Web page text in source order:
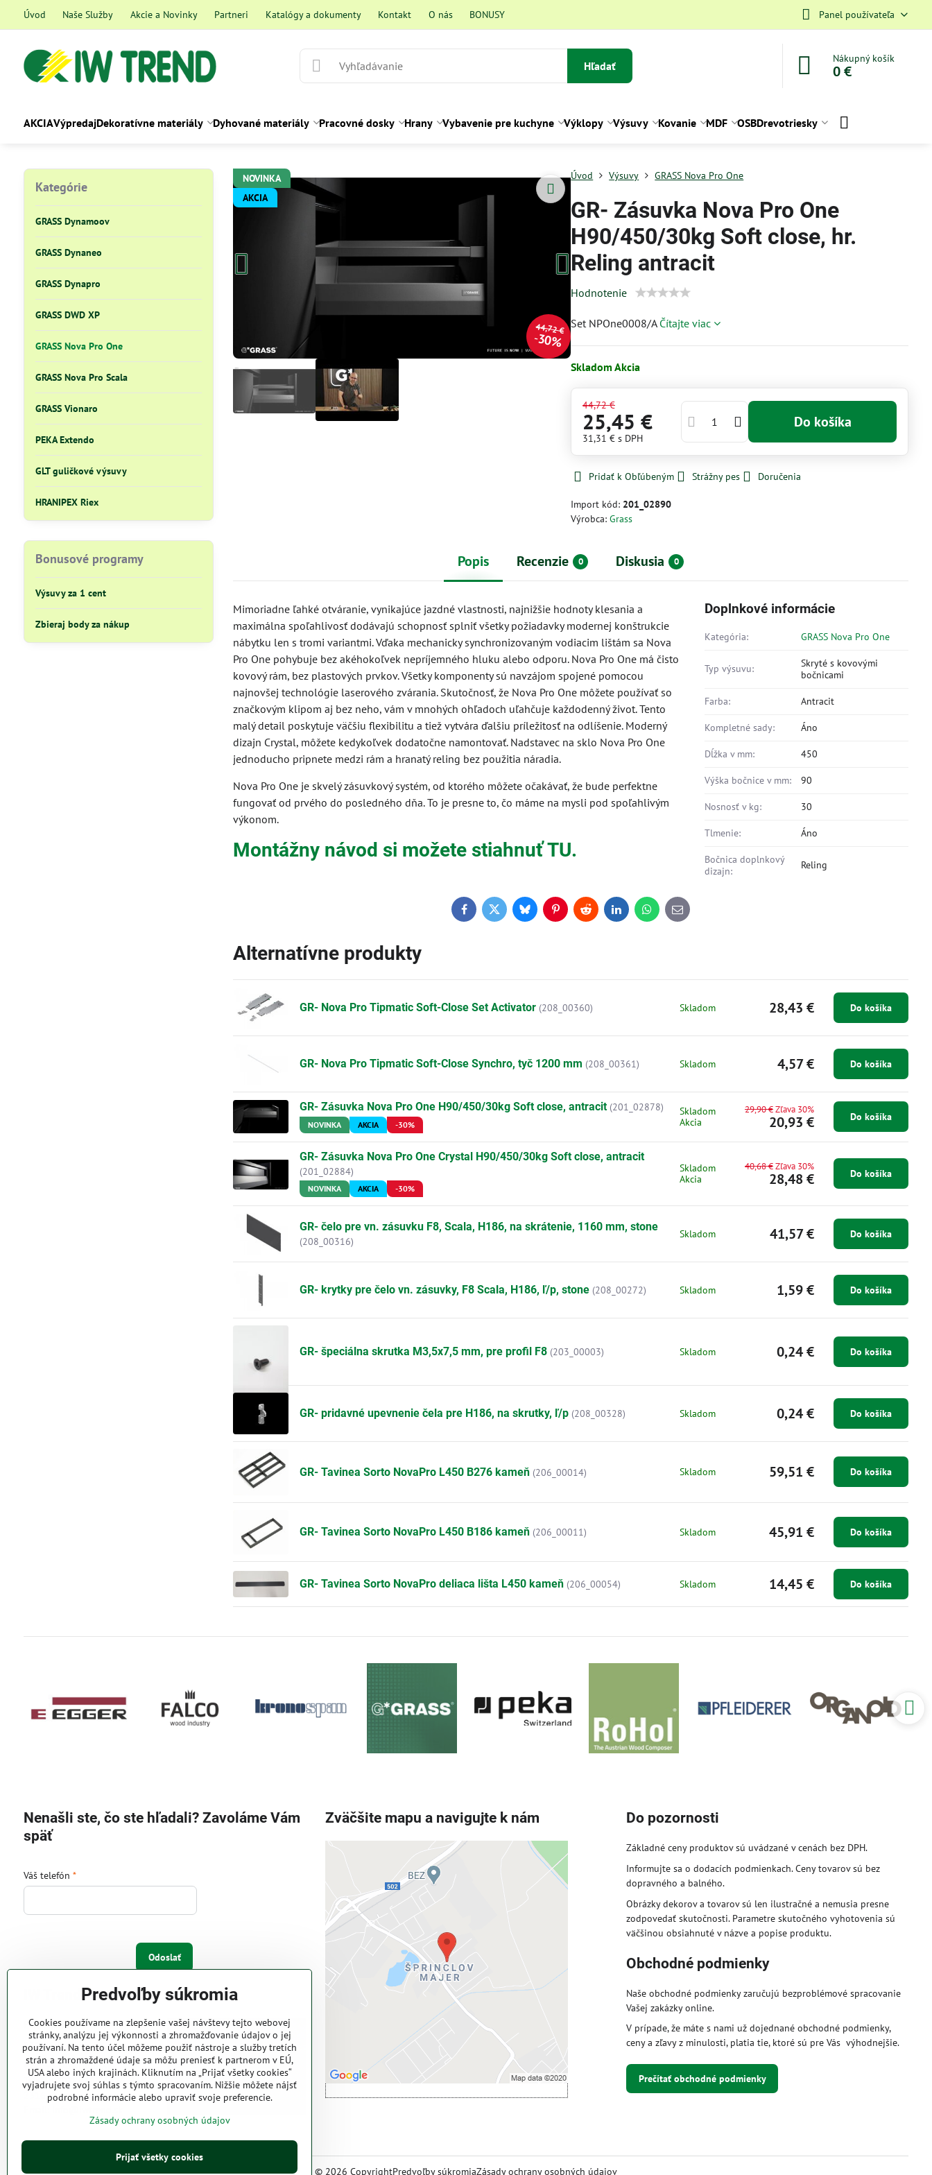
Úvod Naše Služby Akcie a Novinky Partneri Katalógy a dokumenty Kontakt O nás BONUSY Panel používateľa
Hľadať
Nákupný košík
0 €
AKCIAVýpredajDekoratívne materiály Dyhované materiály Pracovné dosky Hrany Vybavenie pre kuchyne Výklopy Výsuvy Kovanie MDF OSBDrevotriesky
NOVINKA
AKCIA
44,72 €
30%
Úvod Výsuvy GRASS Nova Pro One
GR- Zásuvka Nova Pro One
H90/450/30kg Soft close, hr.
Reling antracit
Hodnotenie
Set NPOne0008/A Čítajte viac
Skladom Akcia
44,72 €
25,45 €
31,31 €s DPH
Do košíka
Pridať k Obľúbeným Strážny pes Doručenia
Import kód: 201_02890
Výrobca:Grass
Popis Recenzie 0 Diskusia 0
Mimoriadne ľahké otváranie, vynikajúce jazdné vlastnosti, najnižšie hodnoty klesania a
maximálna spoľahlivosť dodávajú schopnosť splniť všetky požiadavky modernej konštrukcie
nábytku len s tromi variantmi. Vďaka mechanicky synchronizovaným vodiacim lištám sa Nova
Pro One pohybuje bez akéhokoľvek nepríjemného hluku alebo odporu. Nova Pro One má čisto
kovový rám, bez plastových prvkov. Všetky komponenty sú navzájom spojené pomocou
najnovšej technológie laserového zvárania. Skutočnosť, že Nova Pro One môžete používať so
značkovým klipom aj bez neho, vám v mnohých ohľadoch uľahčuje každodenný život. Tento
malý detail poskytuje väčšiu flexibilitu a tiež vytvára ďalšiu príležitosť na odlíšenie. Moderný
dizajn Crystal, môžete kedykoľvek dodatočne namontovať. Nadstavec na sklo Nova Pro One
jednoducho pripnete medzi rám a hranatý reling bez použitia náradia.
Nova Pro One je skvelý zásuvkový systém, od ktorého môžete očakávať, že bude perfektne
fungovať od prvého do posledného dňa. To je presne to, čo máme na mysli pod spoľahlivým
výkonom.
Montážny návod si možete stiahnuť TU.
Doplnkové informácie
Kategória: GRASS Nova Pro One
Typ výsuvu:
Skryté s kovovými
bočnicami
Farba: Antracit
Kompletné sady: Áno
Dĺžka v mm: 450
Výška bočnice v mm: 90
Nosnosť v kg: 30
Tlmenie: Áno
Bočnica doplnkový
dizajn:
Reling
FacebookTwitterBlueskyPinterestRedditLinkedInWhatsApp
E-
mail
Alternatívne produkty
GR- Nova Pro Tipmatic Soft-Close Set Activator (208_00360) Skladom 28,43 € Do košíka
GR- Nova Pro Tipmatic Soft-Close Synchro, tyč 1200 mm (208_00361) Skladom 4,57 € Do košíka
GR- Zásuvka Nova Pro One H90/450/30kg Soft close, antracit (201_02878)
NOVINKA AKCIA -30%
Skladom
Akcia
20,93 €
29,90 €Zľava 30%
Do košíka
GR- Zásuvka Nova Pro One Crystal H90/450/30kg Soft close, antracit
(201_02884)
NOVINKA AKCIA -30%
Skladom
Akcia
28,48 €
40,68 €Zľava 30%
Do košíka
GR- čelo pre vn. zásuvku F8, Scala, H186, na skrátenie, 1160 mm, stone
(208_00316)
Skladom 41,57 € Do košíka
GR- krytky pre čelo vn. zásuvky, F8 Scala, H186, ľ/p, stone (208_00272) Skladom 1,59 € Do košíka
GR- špeciálna skrutka M3,5x7,5 mm, pre profil F8 (203_00003) Skladom 0,24 € Do košíka
GR- pridavné upevnenie čela pre H186, na skrutky, ľ/p (208_00328) Skladom 0,24 € Do košíka
GR- Tavinea Sorto NovaPro L450 B276 kameň (206_00014) Skladom 59,51 € Do košíka
GR- Tavinea Sorto NovaPro L450 B186 kameň (206_00011) Skladom 45,91 € Do košíka
GR- Tavinea Sorto NovaPro deliaca lišta L450 kameň (206_00054) Skladom 14,45 € Do košíka
Kategórie
GRASS Dynamoov
GRASS Dynaneo
GRASS Dynapro
GRASS DWD XP
GRASS Nova Pro One
GRASS Nova Pro Scala
GRASS Vionaro
PEKA Extendo
GLT guličkové výsuvy
HRANIPEX Riex
Bonusové programy
Výsuvy za 1 cent
Zbieraj body za nákup
Nenašli ste, čo ste hľadali? Zavoláme Vám
späť
Váš telefón *
Odoslať
IW Trend s.r.o.
Pri Majeri 6
831 06 Bratislava
Web: www.iwtrend.sk
Telefón: (02) 4488 4826, 4487
Zväčšite mapu a navigujte k nám
Externý obsah je blokovaný
Prajete si načítať externý obsah?
Povoliť tentokrát
Povoliť a zapamätať - súhlas s druhom
cookie: Funkčné
Otvoriť obsah v novom okne
Do pozornosti
Základné ceny produktov sú uvádzané v cenách bez DPH.
Informujte sa o dodacích podmienkach. Ceny tovarov sú bez
dopravného a balného.
Obrázky dekorov a tovarov sú len ilustračné a nemusia presne
zodpovedať skutočnosti. Parametre skutočného vyhotovenia sú
väčšinou obsiahnuté v názve a popise produktu.
Obchodné podmienky
Naše obchodné podmienky zaručujú bezproblémové spracovanie
Vašej zakázky online.
V prípade, že máte s nami už dojednané obchodné podmienky,
ceny a zľavy z minulosti, platia tie, ktoré sú pre Vás výhodnejšie.
Prečítať obchodné podmienky
© 2026 CopyrightPredvoľby súkromiaZásady ochrany osobných údajov
Predvoľby súkromia
Cookies používame na zlepšenie vašej návštevy tejto webovej
stránky, analýzu jej výkonnosti a zhromažďovanie údajov o jej
používaní. Na tento účel môžeme použiť nástroje a služby tretích
strán a zhromaždené údaje sa môžu preniesť k partnerom v EÚ,
USA alebo iných krajinách. Kliknutím na „Prijať všetky cookies“
vyjadrujete svoj súhlas s týmto spracovaním. Nižšie môžete nájsť
podrobné informácie alebo upraviť svoje preferencie.
Zásady ochrany osobných údajov
Prijať všetky cookies